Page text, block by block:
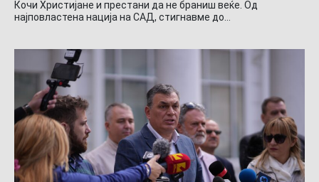
Кочи Христијане и престани да не браниш веќе. Од
најповластена нација на САД, стигнавме до…